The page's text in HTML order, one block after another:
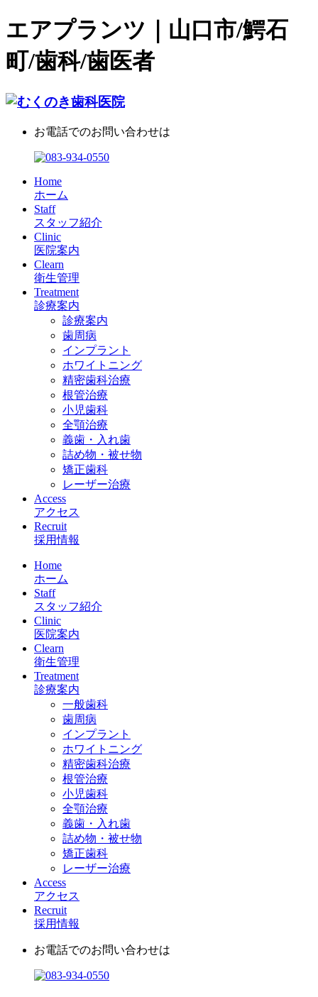
エアプランツ｜山口市/鰐石
町/歯科/歯医者
お電話でのお問い合わせは
Home
ホーム
Staff
スタッフ紹介
Clinic
医院案内
Clearn
衛生管理
Treatment
診療案内
診療案内
歯周病
インプラント
ホワイトニング
精密歯科治療
根管治療
小児歯科
全顎治療
義歯・入れ歯
詰め物・被せ物
矯正歯科
レーザー治療
Access
アクセス
Recruit
採用情報
Home
ホーム
Staff
スタッフ紹介
Clinic
医院案内
Clearn
衛生管理
Treatment
診療案内
一般歯科
歯周病
インプラント
ホワイトニング
精密歯科治療
根管治療
小児歯科
全顎治療
義歯・入れ歯
詰め物・被せ物
矯正歯科
レーザー治療
Access
アクセス
Recruit
採用情報
お電話でのお問い合わせは